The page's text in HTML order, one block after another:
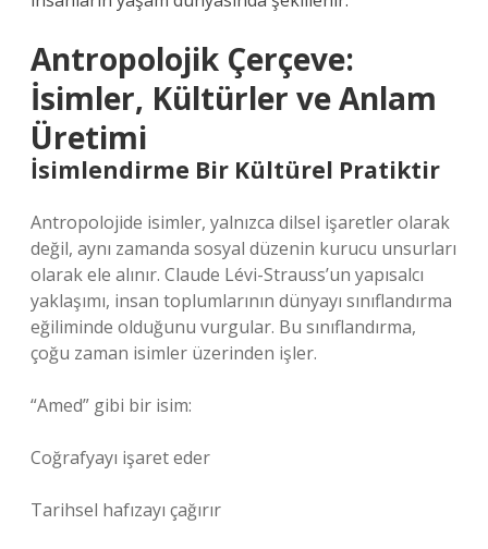
Antropolojik Çerçeve:
İsimler, Kültürler ve Anlam
Üretimi
İsimlendirme Bir Kültürel Pratiktir
Antropolojide isimler, yalnızca dilsel işaretler olarak
değil, aynı zamanda sosyal düzenin kurucu unsurları
olarak ele alınır. Claude Lévi-Strauss’un yapısalcı
yaklaşımı, insan toplumlarının dünyayı sınıflandırma
eğiliminde olduğunu vurgular. Bu sınıflandırma,
çoğu zaman isimler üzerinden işler.
“Amed” gibi bir isim:
Coğrafyayı işaret eder
Tarihsel hafızayı çağırır